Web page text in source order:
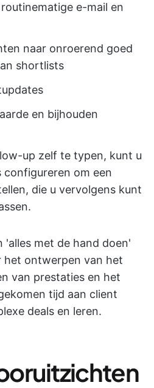
e-mail en
naar onroerend goed
shortlists
en bijhouden
up zelf te typen, kunt u
configureren om een
die u vervolgens kunt
'alles met de hand doen'
het ontwerpen van het
van prestaties en het
tijd aan client
deals en leren.